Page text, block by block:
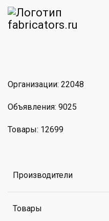
Организации: 22048
Объявления: 9025
Товары: 12699
Производители
Товары